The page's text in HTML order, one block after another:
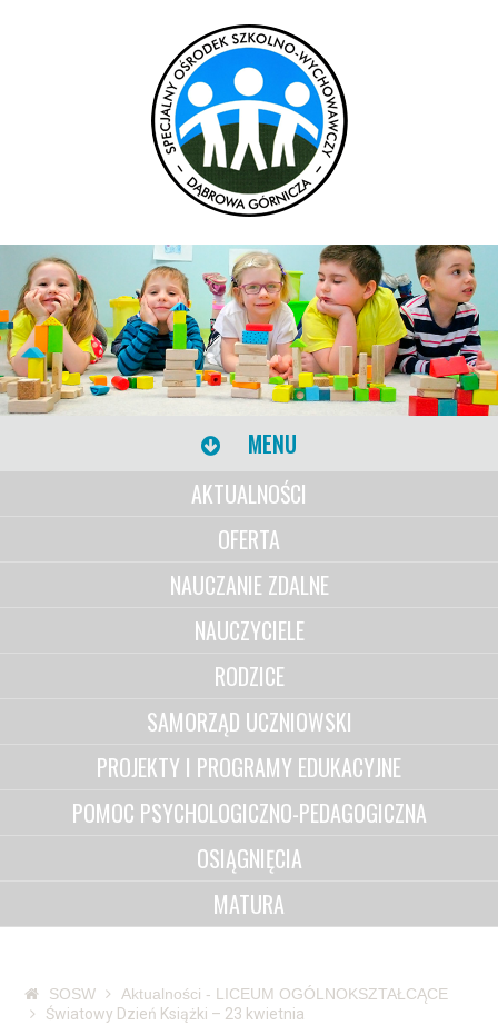
MENU
AKTUALNOŚCI
OFERTA
NAUCZANIE ZDALNE
NAUCZYCIELE
RODZICE
SAMORZĄD UCZNIOWSKI
PROJEKTY I PROGRAMY EDUKACYJNE
POMOC PSYCHOLOGICZNO-PEDAGOGICZNA
OSIĄGNIĘCIA
MATURA
SOSW
Aktualności - LICEUM OGÓLNOKSZTAŁCĄCE
Światowy Dzień Książki – 23 kwietnia